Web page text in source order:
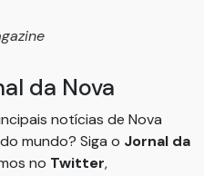
da Nova
notícias de Nova
mundo? Siga o Jornal da
no Twitter,